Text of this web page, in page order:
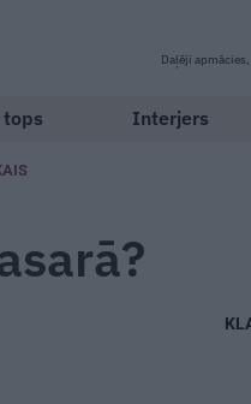
Daļēji
tops Interjers